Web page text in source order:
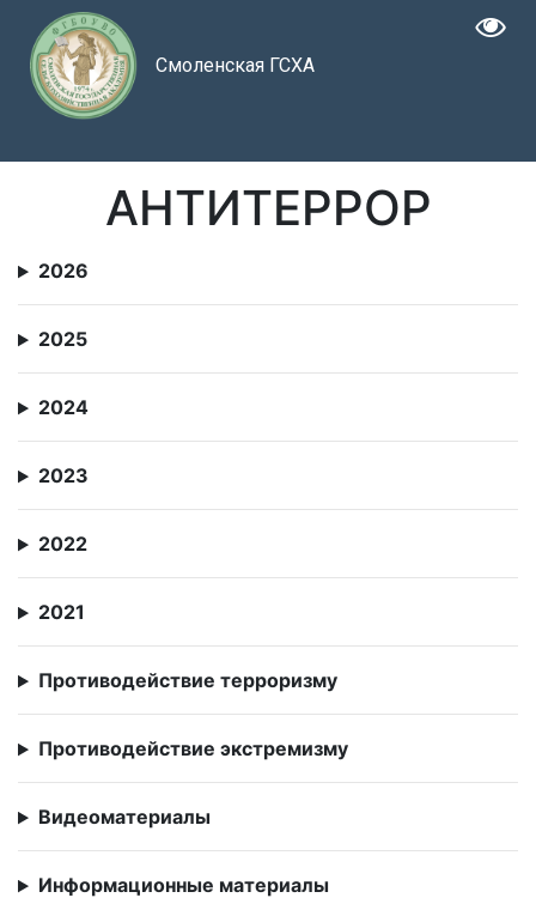
Смоленская ГСХА
АНТИТЕРРОР
2026
2025
2024
2023
2022
2021
Противодействие терроризму
Противодействие экстремизму
Видеоматериалы
Информационные материалы